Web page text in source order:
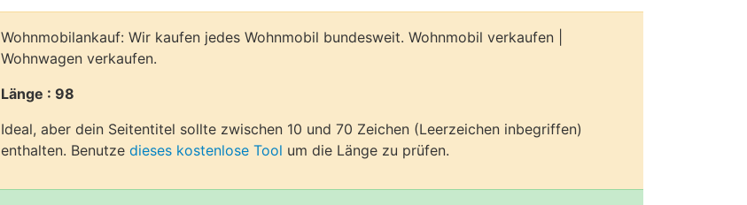
Wohnmobilankauf: Wir kaufen jedes Wohnmobil bundesweit. Wohnmobil verkaufen |
Wohnwagen verkaufen.
Länge : 98
Ideal, aber dein Seitentitel sollte zwischen 10 und 70 Zeichen (Leerzeichen inbegriffen)
enthalten. Benutze dieses kostenlose Tool um die Länge zu prüfen.